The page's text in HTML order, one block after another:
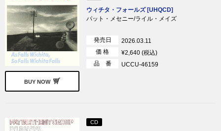
BUY NOW
ウィチタ・フォールズ [UHQCD]
パット・メセニー/ライル・メイズ
発売日
2026.03.11
価 格
¥2,640 (税込)
品 番
UCCU-46159
CD